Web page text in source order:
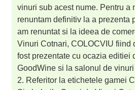
vinuri sub acest nume. Pentru a
renuntam definitiv la a prezenta
am renuntat si la ideea de
Vinuri Cotnari, COLOCVIU fiind
fost prezentate cu ocazia editiei
GoodWine si la salonul de
2. Referitor la etichetele gamei